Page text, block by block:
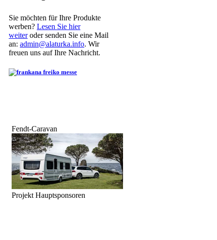
Sie möchten für Ihre Produkte
werben? Lesen Sie hier
weiteroder senden Sie eine Mail
an: admin@alaturka.info. Wir
freuen uns auf Ihre Nachricht.
Fendt-Caravan
Projekt Hauptsponsoren